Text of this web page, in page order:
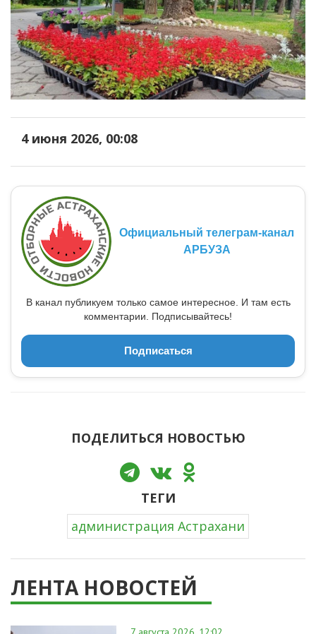
4 июня 2026, 00:08
Официальный телеграм-канал
АРБУЗА
В канал публикуем только самое интересное. И там есть
комментарии. Подписывайтесь!
Подписаться
ПОДЕЛИТЬСЯ НОВОСТЬЮ
ТЕГИ
администрация Астрахани
ЛЕНТА НОВОСТЕЙ